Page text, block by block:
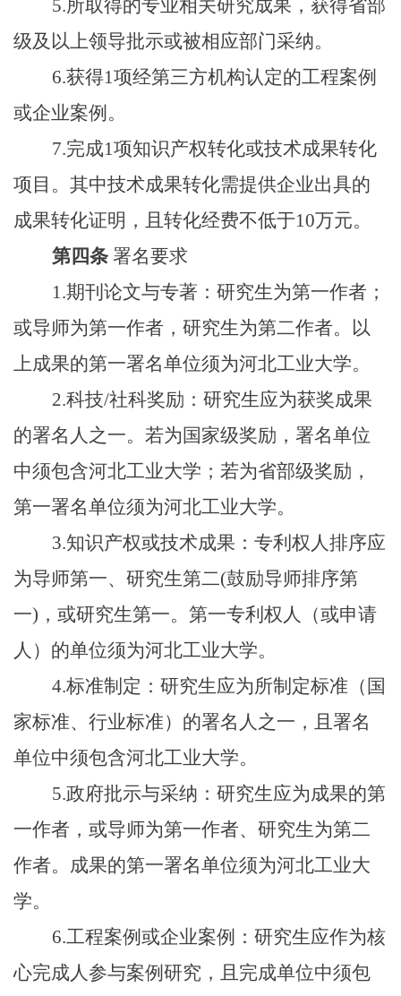
5.所取得的专业相关研究成果，获得省部
级及以上领导批示或被相应部门采纳。
6.获得1项经第三方机构认定的工程案例
或企业案例。
7.完成1项知识产权转化或技术成果转化
项目。其中技术成果转化需提供企业出具的
成果转化证明，且转化经费不低于10万元。
第四条署名要求
1.期刊论文与专著：研究生为第一作者；
或导师为第一作者，研究生为第二作者。以
上成果的第一署名单位须为河北工业大学。
2.科技/社科奖励：研究生应为获奖成果
的署名人之一。若为国家级奖励，署名单位
中须包含河北工业大学；若为省部级奖励，
第一署名单位须为河北工业大学。
3.知识产权或技术成果：专利权人排序应
为导师第一、研究生第二(鼓励导师排序第
一)，或研究生第一。第一专利权人（或申请
人）的单位须为河北工业大学。
4.标准制定：研究生应为所制定标准（国
家标准、行业标准）的署名人之一，且署名
单位中须包含河北工业大学。
5.政府批示与采纳：研究生应为成果的第
一作者，或导师为第一作者、研究生为第二
作者。成果的第一署名单位须为河北工业大
学。
6.工程案例或企业案例：研究生应作为核
心完成人参与案例研究，且完成单位中须包